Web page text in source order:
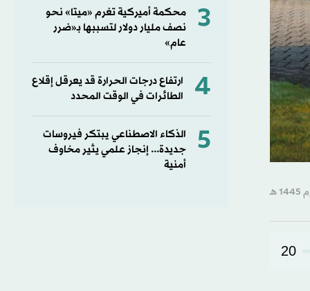
20
3
محكمة أميركية تغرم «ميتا» نحو
نصف مليار دولار لتسببها بـ«ضرر
عام»
4
ارتفاع درجات الحرارة قد يعرقل إقلاع
الطائرات في الوقت المحدد
5
الذكاء الاصطناعي يبتكر فيروسات
جديدة... إنجاز علمي يثير مخاوف
أمنية